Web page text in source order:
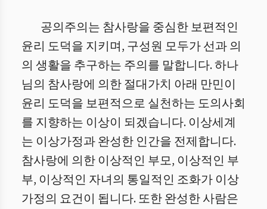
공의주의는 참사랑을 중심한 보편적인
윤리 도덕을 지키며, 구성원 모두가 선과 의
의 생활을 추구하는 주의를 말합니다. 하나
님의 참사랑에 의한 절대가치 아래 만민이
윤리 도덕을 보편적으로 실천하는 도의사회
를 지향하는 이상이 되겠습니다. 이상세계
는 이상가정과 완성한 인간을 전제합니다.
참사랑에 의한 이상적인 부모, 이상적인 부
부, 이상적인 자녀의 통일적인 조화가 이상
가정의 요건이 됩니다. 또한 완성한 사람은